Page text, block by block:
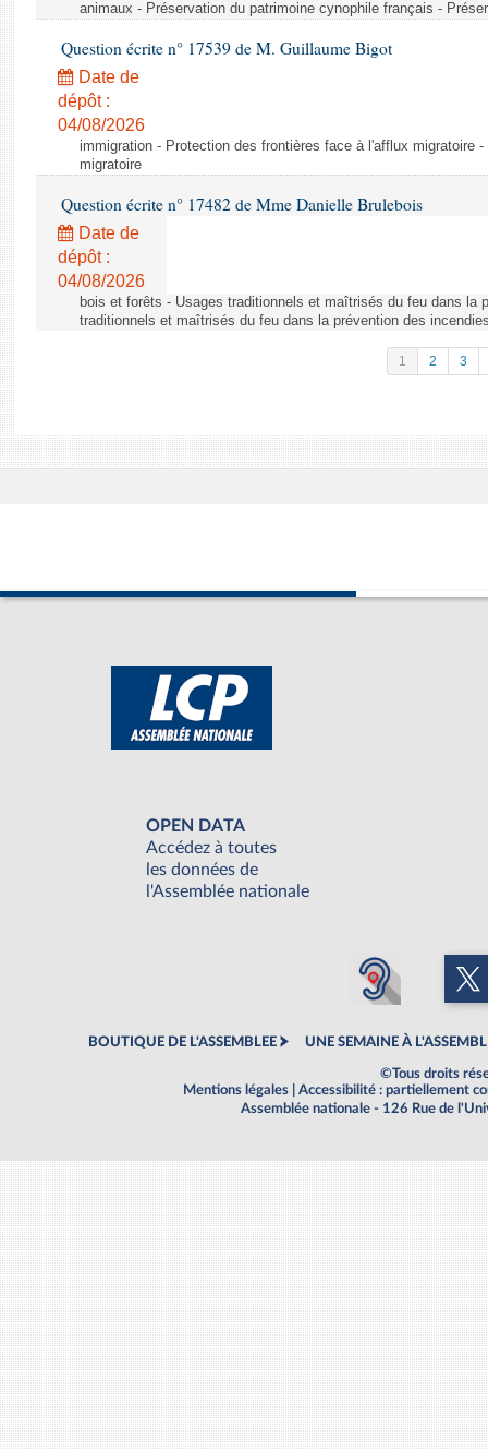
animaux - Préservation du patrimoine cynophile français -
Question écrite n° 17539 de M. Guillaume Bigot
Date de
dépôt :
04/08/2026
immigration - Protection des frontières face à l'afflux migratoire
migratoire
Question écrite n° 17482 de Mme Danielle Brulebois
Date de
dépôt :
04/08/2026
bois et forêts - Usages traditionnels et maîtrisés du feu dans la
traditionnels et maîtrisés du feu dans la prévention des
1 2 3
OPEN DATA
Accédez à toutes
les données de
l'Assemblée nationale
BOUTIQUE DE L'ASSEMBLEE UNE SEMAINE À
©Tous droits
Mentions légales
Accessibilité : partiellement
Assemblée nationale - 126 Rue de